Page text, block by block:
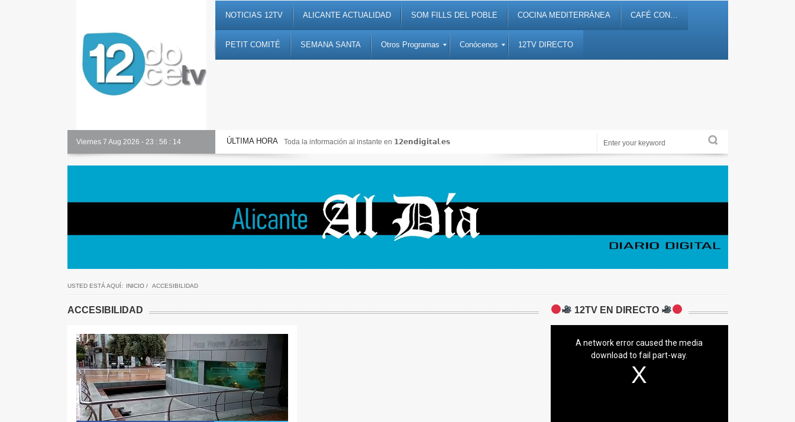
NOTICIAS 12TV ALICANTE ACTUALIDAD SOM FILLS DEL POBLE COCINA MEDITERRÁNEA CAFÉ CON…
PETIT COMITÉ SEMANA SANTA Otros Programas Conócenos 12TV DIRECTO
Viernes 7 Aug 2026 - 23 : 56 : 15 ÚLTIMA HORA
Alicante Actualidad Toda la información al instante en 𝟭𝟮𝗲𝗻𝗱𝗶𝗴𝗶𝘁𝗮𝗹.𝗲𝘀 Noticias, debates, fiestas, cultura, ocio y entretenimiento
USTED ESTÁ AQUÍ: INICIO/ ACCESIBILIDAD
ACCESIBILIDAD 12TV EN DIRECTO
A network error caused the media
download to fail part-way.